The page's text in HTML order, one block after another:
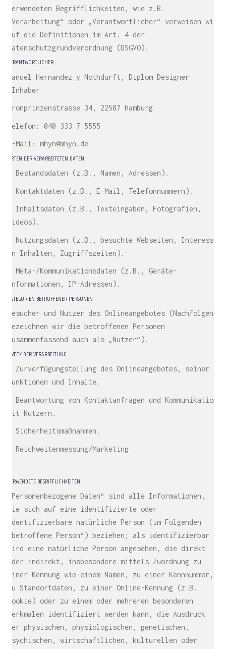
verwendeten Begrifflichkeiten, wie z.B.
„Verarbeitung“ oder „Verantwortlicher“ verweisen wir
auf die Definitionen im Art. 4 der
Datenschutzgrundverordnung (DSGVO).
VERANTWORTLICHER
Manuel Hernandez y Nothdurft, Diplom Designer
(Inhaber
Kronprinzenstrasse 34, 22587 Hamburg
Telefon: 040 333 7 5555
E-Mail: mhyn@mhyn.de
ARTEN DER VERARBEITETEN DATEN:
– Bestandsdaten (z.B., Namen, Adressen).
– Kontaktdaten (z.B., E-Mail, Telefonnummern).
– Inhaltsdaten (z.B., Texteingaben, Fotografien,
Videos).
– Nutzungsdaten (z.B., besuchte Webseiten, Interesse
an Inhalten, Zugriffszeiten).
– Meta-/Kommunikationsdaten (z.B., Geräte-
Informationen, IP-Adressen).
KATEGORIEN BETROFFENER PERSONEN
Besucher und Nutzer des Onlineangebotes (Nachfolgend
bezeichnen wir die betroffenen Personen
zusammenfassend auch als „Nutzer“).
ZWECK DER VERARBEITUNG
– Zurverfügungstellung des Onlineangebotes, seiner
Funktionen und Inhalte.
– Beantwortung von Kontaktanfragen und Kommunikation
mit Nutzern.
– Sicherheitsmaßnahmen.
– Reichweitenmessung/Marketing
VERWENDETE BEGRIFFLICHKEITEN
„Personenbezogene Daten“ sind alle Informationen,
die sich auf eine identifizierte oder
identifizierbare natürliche Person (im Folgenden
„betroffene Person“) beziehen; als identifizierbar
wird eine natürliche Person angesehen, die direkt
oder indirekt, insbesondere mittels Zuordnung zu
einer Kennung wie einem Namen, zu einer Kennnummer,
zu Standortdaten, zu einer Online-Kennung (z.B.
Cookie) oder zu einem oder mehreren besonderen
Merkmalen identifiziert werden kann, die Ausdruck
der physischen, physiologischen, genetischen,
psychischen, wirtschaftlichen, kulturellen oder